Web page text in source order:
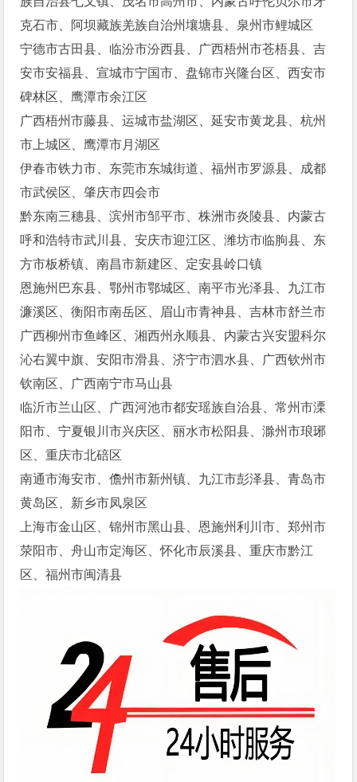
克石市、阿坝藏族羌族自治州壤塘县、泉州市鲤城区
宁德市古田县、临汾市汾西县、广西梧州市苍梧县、吉
安市安福县、宣城市宁国市、盘锦市兴隆台区、西安市
碑林区、鹰潭市余江区
广西梧州市藤县、运城市盐湖区、延安市黄龙县、杭州
市上城区、鹰潭市月湖区
伊春市铁力市、东莞市东城街道、福州市罗源县、成都
市武侯区、肇庆市四会市
黔东南三穗县、滨州市邹平市、株洲市炎陵县、内蒙古
呼和浩特市武川县、安庆市迎江区、潍坊市临朐县、东
方市板桥镇、南昌市新建区、定安县岭口镇
恩施州巴东县、鄂州市鄂城区、南平市光泽县、九江市
濂溪区、衡阳市南岳区、眉山市青神县、吉林市舒兰市
广西柳州市鱼峰区、湘西州永顺县、内蒙古兴安盟科尔
沁右翼中旗、安阳市滑县、济宁市泗水县、广西钦州市
钦南区、广西南宁市马山县
临沂市兰山区、广西河池市都安瑶族自治县、常州市溧
阳市、宁夏银川市兴庆区、丽水市松阳县、滁州市琅琊
区、重庆市北碚区
南通市海安市、儋州市新州镇、九江市彭泽县、青岛市
黄岛区、新乡市凤泉区
上海市金山区、锦州市黑山县、恩施州利川市、郑州市
荥阳市、舟山市定海区、怀化市辰溪县、重庆市黔江
区、福州市闽清县